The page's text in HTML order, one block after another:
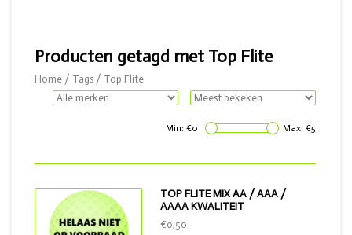
Producten getagd met Top Flite
Home / Tags / Top Flite
Min: €0 Max: €5
TOP FLITE MIX AA / AAA /
AAAA KWALITEIT
€0,50